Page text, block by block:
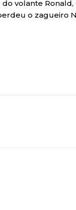
volante
o zagueiro